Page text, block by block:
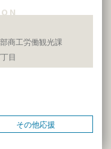
N
工労働観光課
目
その他応援